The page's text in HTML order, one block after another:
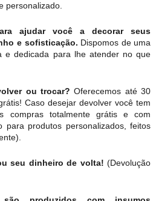
personalizado.
ajudar você a decorar seus
e sofisticação. Dispomos de uma
e dedicada para lhe atender no que
ou trocar?Oferecemos até 30
Caso desejar devolver você tem
compras totalmente grátis e com
para produtos personalizados, feitos
seu dinheiro de volta!(Devolução